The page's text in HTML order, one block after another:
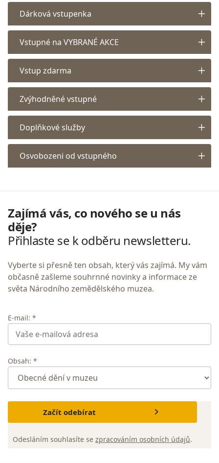
Dárková vstupenka
Vstupné na VYBRANÉ AKCE
Vstup zdarma
Zvýhodněné vstupné
Doplňkové služby
Osvobozeni od vstupného
Zajímá vás, co nového se u nás
děje?
Přihlaste se k odběru newsletteru.
Vyberte si přesně ten obsah, který vás zajímá. My vám
občasně zašleme souhrnné novinky a informace ze
světa Národního zemědělského muzea.
E-mail: *
Obsah: *
Začít odebírat
Odesláním souhlasíte se zpracováním osobních údajů.